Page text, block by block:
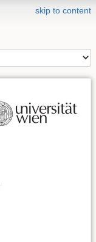
skip to content